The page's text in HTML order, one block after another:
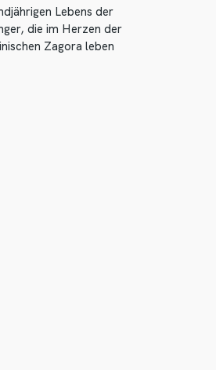
Lebens der
die im Herzen der
Zagora leben